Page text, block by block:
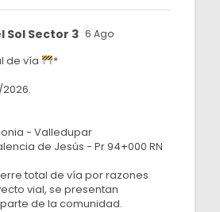
Sol Sector 3 6 Ago
de vía
*
- Valledupar
de Jesús - Pr 94+000 RN
total de vía por razones
vial, se presentan
de la comunidad.